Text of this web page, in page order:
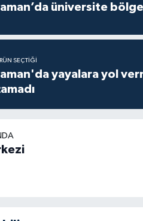
üniversite
SEÇTIĞI
yayalara yol